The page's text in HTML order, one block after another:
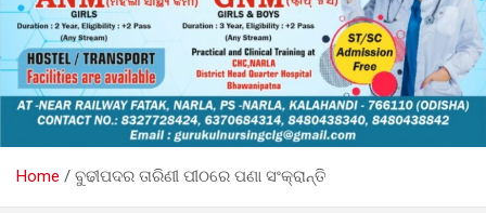
Home ବୁଢୀପଦର ତାରିଣୀ ପୀଠରେ ପଣା ସଂକ୍ରାନ୍ତି